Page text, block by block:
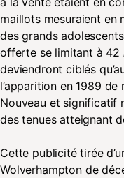
maillots mesuraient
des grands
offerte se limitant à 42
deviendront ciblés
l’apparition en 1989
Nouveau et significatif
des tenues atteignant
Cette publicité tirée
Wolverhampton de